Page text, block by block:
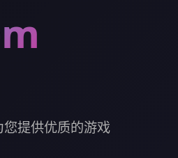
提供优质的游戏